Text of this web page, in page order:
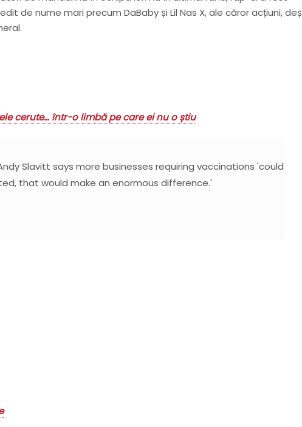
de nume mari precum DaBaby și Lil Nas X, ale căror acțiuni,
cerute… într-o limbă pe care ei nu o știu
Slavitt says more businesses requiring vaccinations 'could
that would make an enormous difference.'